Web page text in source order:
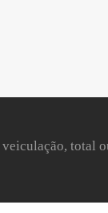
total
Olá